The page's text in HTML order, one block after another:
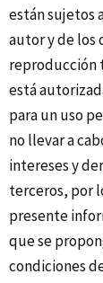
están sujetos
autor y de los
reproducción
está
para un uso
no llevar a
intereses y
terceros, por
presente
que se
condiciones